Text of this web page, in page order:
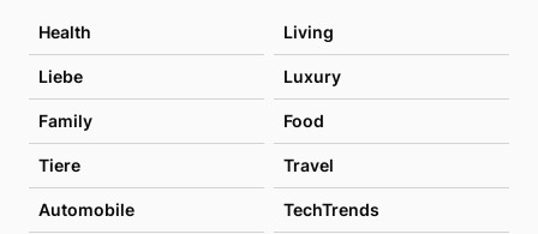
Health Living
Liebe Luxury
Family Food
Tiere Travel
Automobile TechTrends